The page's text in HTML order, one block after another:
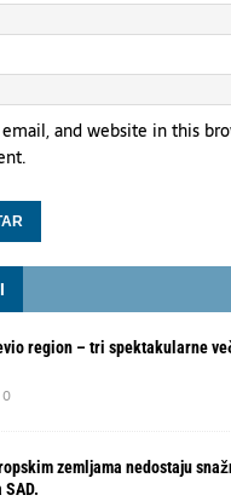
and website in this
region – tri spektakularne
0
zemljama nedostaju